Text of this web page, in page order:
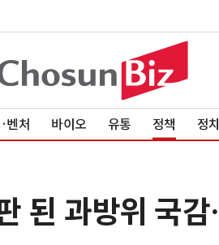
벤처 바이오 유통 정책 정치
된 과방위 국